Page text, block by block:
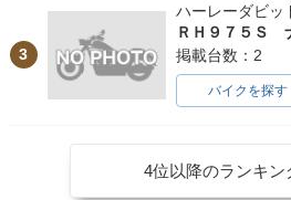
3
ハーレーダビッ
ＲＨ９７５Ｓ
掲載台数：2
バイクを探す
4位以降のランキン